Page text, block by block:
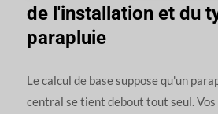
de l'installation et du
parapluie
Le calcul de base suppose qu'un
central se tient debout tout seul. Vos